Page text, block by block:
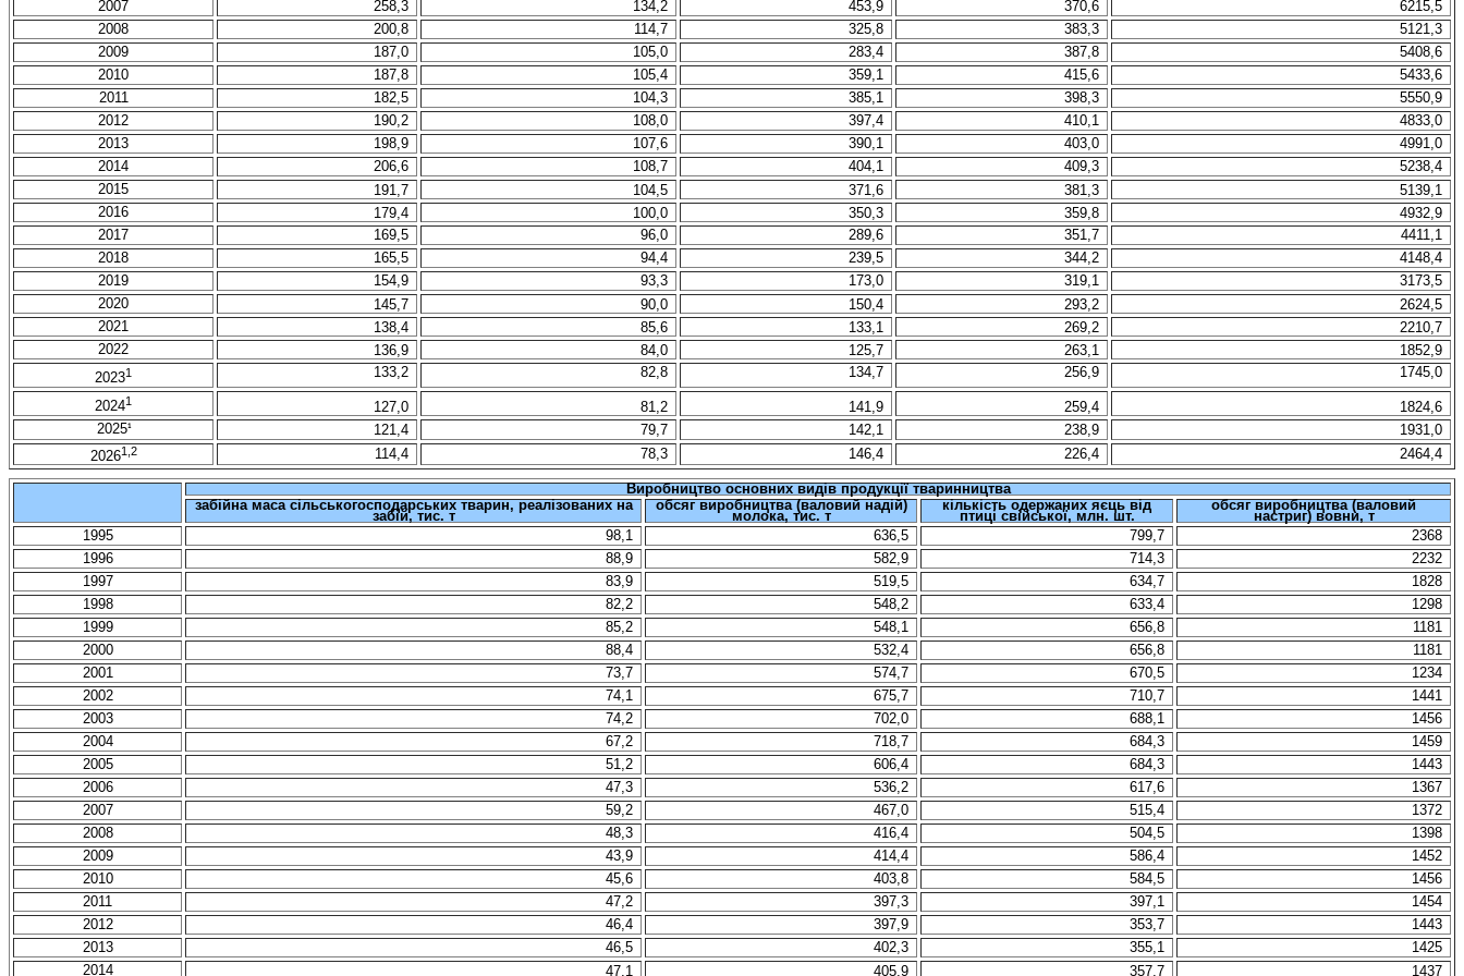
2007 258,3 134,2 453,9 370,6
6215,5
2008
200,8 114,7 325,8 383,3
5121,3
2009
187,0 105,0 283,4 387,8
5408,6
2010
187,8 105,4 359,1 415,6
5433,6
2011
182,5 104,3 385,1 398,3
5550,9
2012
190,2 108,0 397,4 410,1
4833,0
2013
198,9 107,6 390,1 403,0
4991,0
2014
206,6 108,7 404,1 409,3
5238,4
2015
191,7 104,5 371,6 381,3
5139,1
2016
179,4 100,0 350,3 359,8
4932,9
2017
169,5 96,0 289,6 351,7
4411,1
2018
165,5 94,4 239,5 344,2
4148,4
2019
154,9 93,3 173,0 319,1
3173,5
2020
145,7 90,0 150,4 293,2
2624,5
2021
138,4 85,6 133,1 269,2
2210,7
2022
136,9 84,0 125,7 263,1
1852,9
20231 133,2 82,8 134,7 256,9 1745,0
20241 127,0 81,2 141,9 259,4
1824,6
2025¹ 121,4 79,7 142,1 238,9
1931,0
20261,2 114,4 78,3 146,4 226,4 2464,4
Виробництво основних видів продукції тваринництва
забійна маса сільськогосподарських тварин, реалізованих на
забій, тис. т
обсяг виробництва (валовий надій)
молока, тис. т
кількість одержаних яєць від
птиці свійської, млн. шт.
обсяг виробництва (валовий
настриг) вовни, т
1995
98,1 636,5 799,7
2368
1996
88,9 582,9 714,3
2232
1997
83,9 519,5 634,7
1828
1998
82,2 548,2 633,4
1298
1999
85,2 548,1 656,8
1181
2000
88,4 532,4 656,8
1181
2001
73,7 574,7 670,5
1234
2002
74,1 675,7 710,7
1441
2003
74,2 702,0 688,1
1456
2004
67,2 718,7 684,3
1459
2005
51,2 606,4 684,3
1443
2006
47,3 536,2 617,6
1367
2007
59,2 467,0 515,4
1372
2008
48,3 416,4 504,5
1398
2009
43,9 414,4 586,4
1452
2010
45,6 403,8 584,5
1456
2011
47,2 397,3 397,1
1454
2012
46,4 397,9 353,7
1443
2013
46,5 402,3 355,1
1425
2014
47,1 405,9 357,7 1437